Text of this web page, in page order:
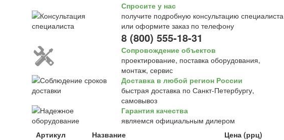
Спросите у нас
получите подробную консультацию специалиста
или оформите заказ по телефону
8 (800) 555-18-31
Сопровождение объектов
проектирование, поставка оборудования,
монтаж, сервис
Доставка в любой регион России
быстрая доставка по Санкт-Петербургу,
самовывоз
Гарантия качества
являемся официальным дилером
Артикул
Название Цена (ррц)